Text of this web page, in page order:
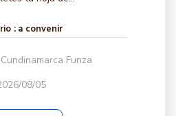
: a convenir
Funza
08/05